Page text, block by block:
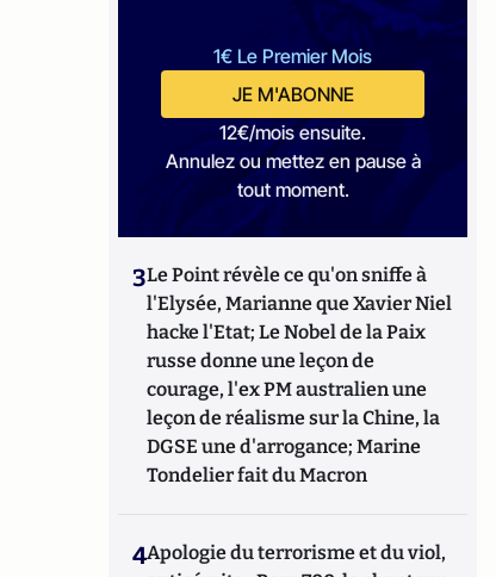
1€ Le Premier Mois
JE M'ABONNE
12€/mois ensuite.
Annulez ou mettez en pause à
tout moment.
3Le Point révèle ce qu'on sniffe à
l'Elysée, Marianne que Xavier Niel
hacke l'Etat; Le Nobel de la Paix
russe donne une leçon de
courage, l'ex PM australien une
leçon de réalisme sur la Chine, la
DGSE une d'arrogance; Marine
Tondelier fait du Macron
4Apologie du terrorisme et du viol,